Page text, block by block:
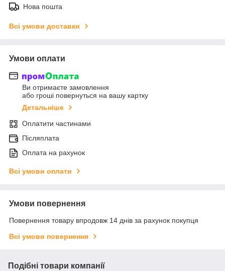
Нова пошта
Всі умови доставки
Умови оплати
Ви отримаєте замовлення
або гроші повернуться на вашу картку
Детальніше
Оплатити частинами
Післяплата
Оплата на рахунок
Всі умови оплати
Умови повернення
Повернення товару впродовж 14 днів за рахунок покупця
Всі умови повернення
Подібні товари компанії